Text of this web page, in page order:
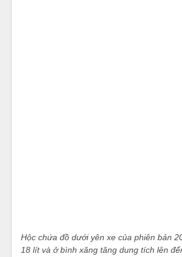
Hộc chứa đồ dưới yên xe của phiên bản
18 lít và ở bình xăng tăng dung tích lên